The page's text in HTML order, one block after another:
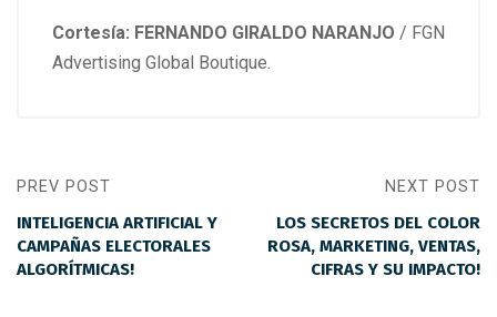
Cortesía: FERNANDO GIRALDO NARANJO / FGN
Advertising Global Boutique.
PREV POST
INTELIGENCIA ARTIFICIAL Y
CAMPAÑAS ELECTORALES
ALGORÍTMICAS!
NEXT POST
LOS SECRETOS DEL COLOR
ROSA, MARKETING, VENTAS,
CIFRAS Y SU IMPACTO!